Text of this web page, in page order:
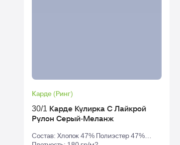
Карде (Ринг)
30/1 Карде Кулирка С Лайкрой
Рулон Серый-Меланж
Состав: Хлопок 47% Полиэстер 47%